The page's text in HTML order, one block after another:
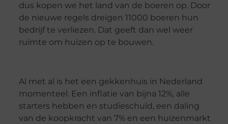
dus kopen we het land van de boeren op. Door
de nieuwe regels dreigen 11000 boeren hun
bedrijf te verliezen. Dat geeft dan wel weer
ruimte om huizen op te bouwen.
Al met al is het een gekkenhuis in Nederland
momenteel. Een inflatie van bijna 12%, alle
starters hebben en studieschuld, een daling
van de koopkracht van 7% en een huizenmarkt